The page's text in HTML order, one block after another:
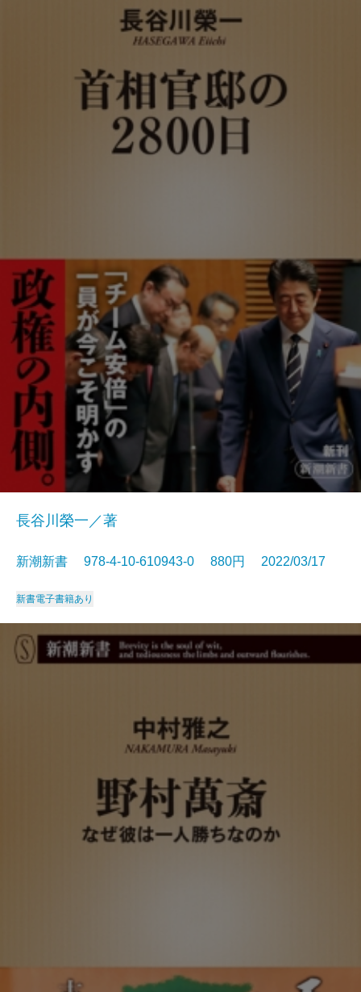
長谷川榮一／著
新潮新書 978-4-10-610943-0 880円 2022/03/17
新書電子書籍あり